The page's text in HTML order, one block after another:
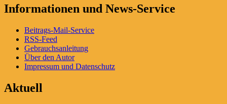
Informationen und News-Service
Beitrags-Mail-Service
RSS-Feed
Gebrauchsanleitung
Über den Autor
Impressum und Datenschutz
Aktuell